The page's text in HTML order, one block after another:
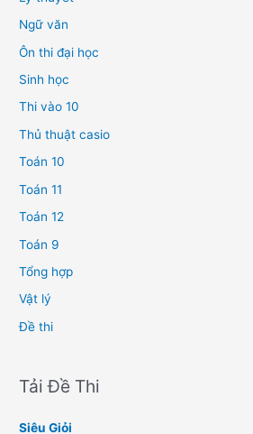
Ngữ văn
Ôn thi đại học
Sinh học
Thi vào 10
Thủ thuật casio
Toán 10
Toán 11
Toán 12
Toán 9
Tổng hợp
Vật lý
Đề thi
Tải Đề Thi
Siêu Giỏi